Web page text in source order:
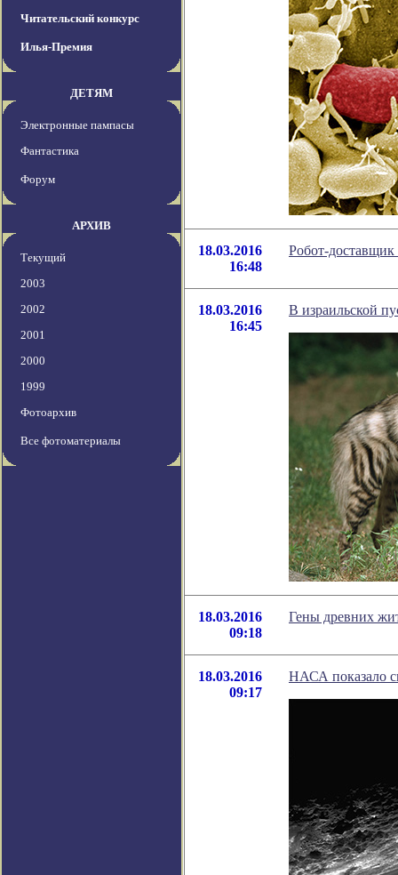
Читательский конкурс
Илья-Премия
ДЕТЯМ
Электронные пампасы
Фантастика
Форум
АРХИВ
Текущий
2003
2002
2001
2000
1999
Фотоархив
Все фотоматериалы
18.03.2016
16:48
Робот-
18.03.2016
16:45
В израильской
18.03.2016
09:18
Гены древних
18.03.2016
09:17
НАСА показало